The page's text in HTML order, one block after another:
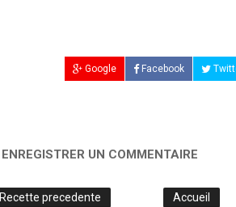
Google Facebook
ENREGISTRER UN COMMENTAIRE
Recette precedente Accueil